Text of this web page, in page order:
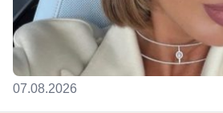
07.08.2026